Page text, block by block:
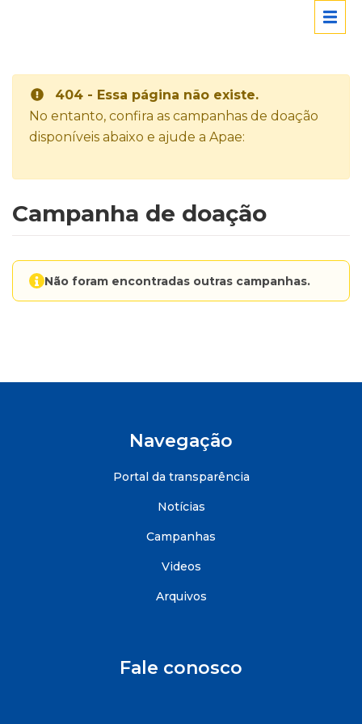
404 - Essa página não existe.
No entanto, confira as campanhas de doação
disponíveis abaixo e ajude a Apae:
Campanha de doação
Não foram encontradas outras campanhas.
Navegação
Portal da transparência
Notícias
Campanhas
Videos
Arquivos
Fale conosco